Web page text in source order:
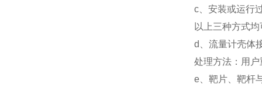
c、安装或运行
以上三种方式
d、流量计壳体
处理方法：用
e、靶片、靶杆